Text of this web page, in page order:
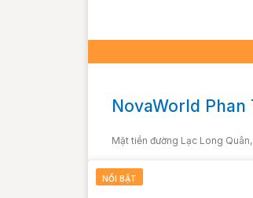
NovaWorld Phan
Mặt tiền đường Lạc Long
NỔI BẬT